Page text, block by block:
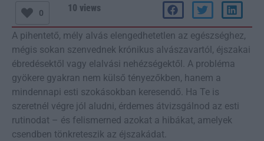
0 10 views
A pihentető, mély alvás elengedhetetlen az egészséghez,
mégis sokan szenvednek krónikus alvászavartól, éjszakai
ébredésektől vagy elalvási nehézségektől. A probléma
gyökere gyakran nem külső tényezőkben, hanem a
mindennapi esti szokásokban keresendő. Ha Te is
szeretnél végre jól aludni, érdemes átvizsgálnod az esti
rutinodat – és felismerned azokat a hibákat, amelyek
csendben tönkreteszik az éjszakádat.